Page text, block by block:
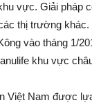
vực. Giải pháp
thị trường
vào tháng 1/
khu vực
Việt Nam được